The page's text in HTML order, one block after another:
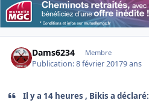
Dams6234 Membre
Publication:8 février 20179 ans
Il y a 14 heures , Bikis a déclaré: